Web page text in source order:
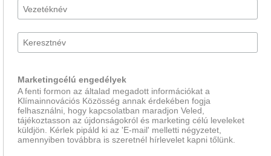
Marketingcélú engedélyek
A fenti formon az általad megadott információkat a
Klímainnovációs Közösség annak érdekében fogja
felhasználni, hogy kapcsolatban maradjon Veled,
tájékoztasson az újdonságokról és marketing célú leveleket
küldjön. Kérlek pipáld ki az 'E-mail' melletti négyzetet,
amennyiben továbbra is szeretnél hírlevelet kapni tőlünk.